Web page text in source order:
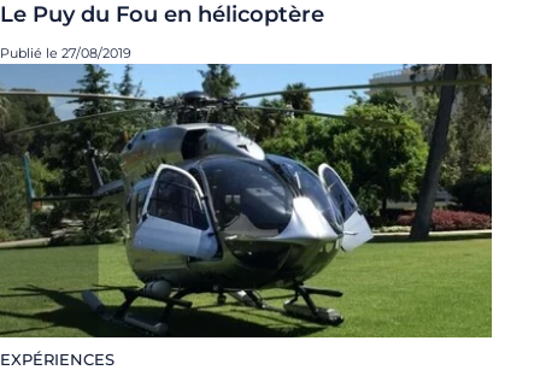
Le Puy du Fou en hélicoptère
Publié le 27/08/2019
EXPÉRIENCES